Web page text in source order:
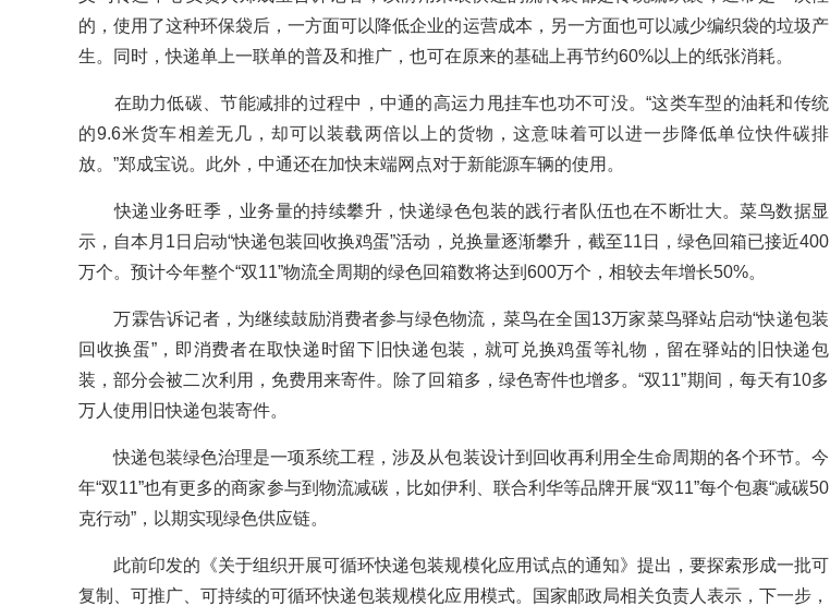
的，使用了这种环保袋后，一方面可以降低企业的运营成本，另一方面也可以减少编织袋的垃圾产
生。同时，快递单上一联单的普及和推广，也可在原来的基础上再节约60%以上的纸张消耗。
在助力低碳、节能减排的过程中，中通的高运力甩挂车也功不可没。“这类车型的油耗和传统
的9.6米货车相差无几，却可以装载两倍以上的货物，这意味着可以进一步降低单位快件碳排
放。”郑成宝说。此外，中通还在加快末端网点对于新能源车辆的使用。
快递业务旺季，业务量的持续攀升，快递绿色包装的践行者队伍也在不断壮大。菜鸟数据显
示，自本月1日启动“快递包装回收换鸡蛋”活动，兑换量逐渐攀升，截至11日，绿色回箱已接近400
万个。预计今年整个“双11”物流全周期的绿色回箱数将达到600万个，相较去年增长50%。
万霖告诉记者，为继续鼓励消费者参与绿色物流，菜鸟在全国13万家菜鸟驿站启动“快递包装
回收换蛋”，即消费者在取快递时留下旧快递包装，就可兑换鸡蛋等礼物，留在驿站的旧快递包
装，部分会被二次利用，免费用来寄件。除了回箱多，绿色寄件也增多。“双11”期间，每天有10多
万人使用旧快递包装寄件。
快递包装绿色治理是一项系统工程，涉及从包装设计到回收再利用全生命周期的各个环节。今
年“双11”也有更多的商家参与到物流减碳，比如伊利、联合利华等品牌开展“双11”每个包裹“减碳50
克行动”，以期实现绿色供应链。
此前印发的《关于组织开展可循环快递包装规模化应用试点的通知》提出，要探索形成一批可
复制、可推广、可持续的可循环快递包装规模化应用模式。国家邮政局相关负责人表示，下一步，